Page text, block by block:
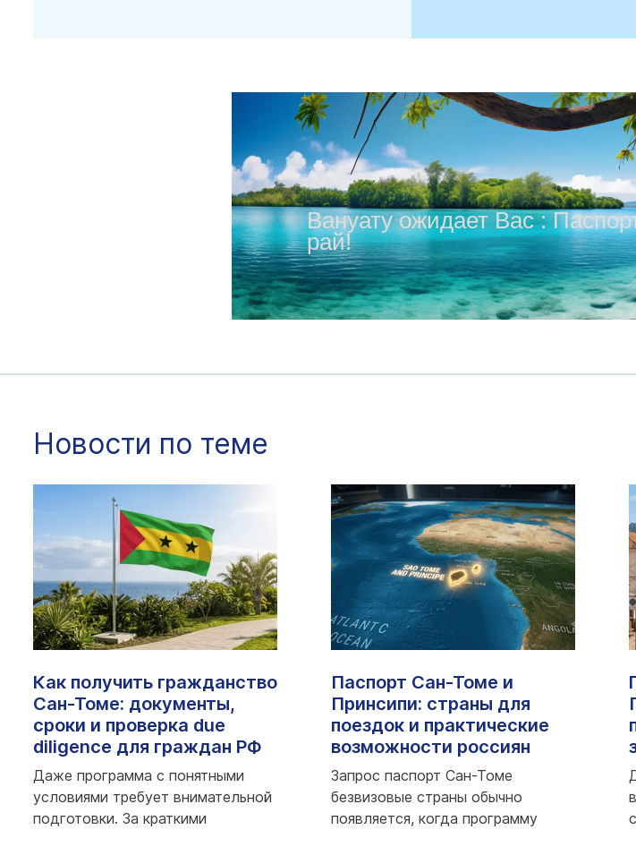
Вануату ожидает Вас :
рай!
Новости по теме
Как получить гражданство
Сан-Томе: документы,
сроки и проверка due
diligence для граждан РФ
Даже программа с понятными
условиями требует внимательной
подготовки. За краткими
Паспорт Сан-Томе и
Принсипи: страны для
поездок и практические
возможности россиян
Запрос паспорт Сан-Томе
безвизовые страны обычно
появляется, когда программу